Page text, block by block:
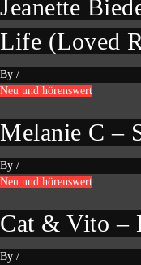
Jeanette
Life (Loved
By /
Neu und hörenswert
Melanie C –
By /
Neu und hörenswert
Cat & Vito –
By /